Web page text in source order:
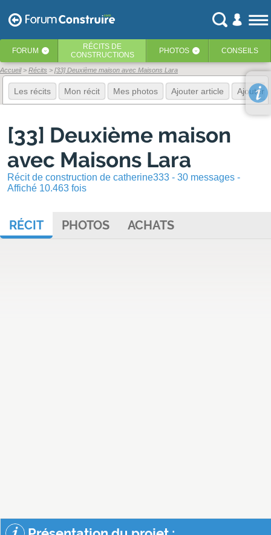
FORUM ‹ RÉCITS DE
CONSTRUCTIONS
PHOTOS ‹ CONSEILS
Accueil Récits [33] Deuxième maison avec Maisons Lara
Les récits Mon récit Mes photos Ajouter article Ajouter
[33] Deuxième maison
avec Maisons Lara
Récit de construction de catherine333 - 30 messages -
Affiché 10.463 fois
RÉCIT PHOTOS ACHATS